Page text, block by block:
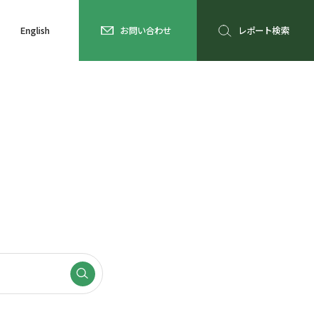
English お問い合わせ レポート検索